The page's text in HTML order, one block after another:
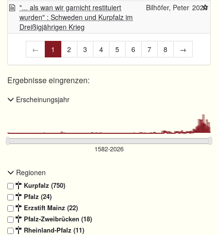
"... als wan wir garnicht restituiert
wurden" : Schweden und Kurpfalz im
Dreißigjährigen Krieg
Bilhöfer, Peter 2020
← 1 2 3 4 5 6 7 8 →
Ergebnisse eingrenzen:
Erscheinungsjahr
Regionen
Kurpfalz (750)
Pfalz (24)
Erzstift Mainz (22)
Pfalz-Zweibrücken (18)
Rheinland-Pfalz (11)